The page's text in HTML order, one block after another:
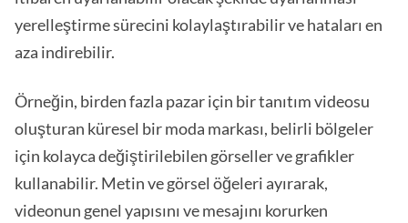
yerelleştirme sürecini kolaylaştırabilir ve hataları en
aza indirebilir.
Örneğin, birden fazla pazar için bir tanıtım videosu
oluşturan küresel bir moda markası, belirli bölgeler
için kolayca değiştirilebilen görseller ve grafikler
kullanabilir. Metin ve görsel öğeleri ayırarak,
videonun genel yapısını ve mesajını korurken